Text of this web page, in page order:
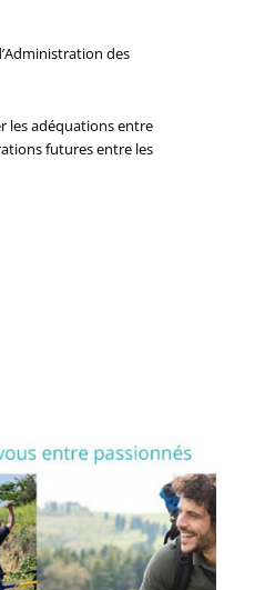
des
les adéquations entre
futures entre les